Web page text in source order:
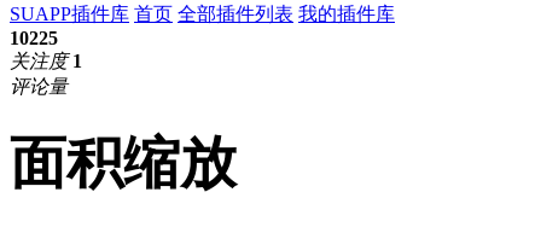
SUAPP插件库 首页 全部插件列表 我的插件库
10225
关注度 1
评论量
面积缩放